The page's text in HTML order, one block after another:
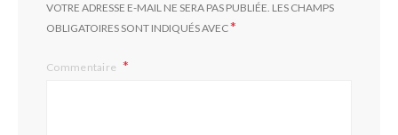
VOTRE ADRESSE E-MAIL NE SERA PAS PUBLIÉE. LES CHAMPS
OBLIGATOIRES SONT INDIQUÉS AVEC*
Commentaire